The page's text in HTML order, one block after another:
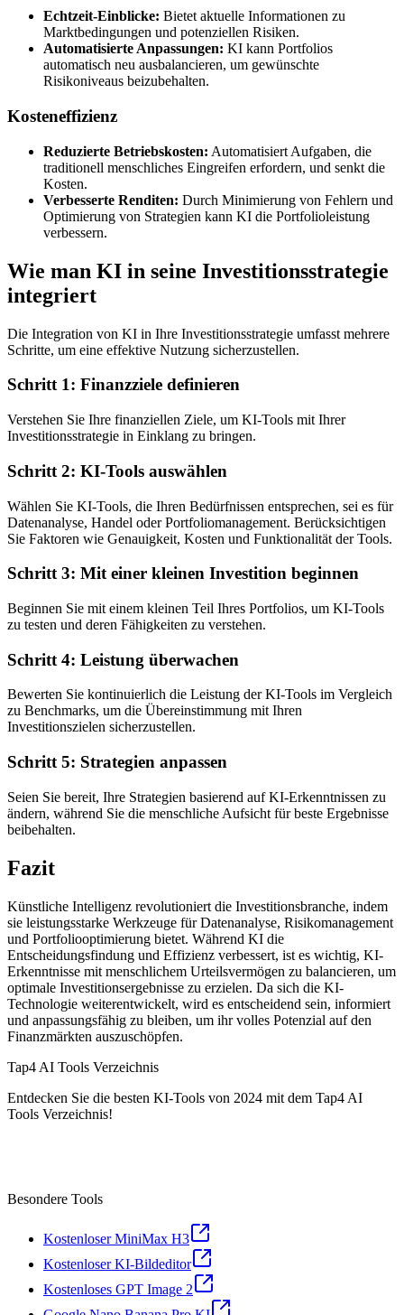
Echtzeit-Einblicke: Bietet aktuelle Informationen zu
Marktbedingungen und potenziellen Risiken.
Automatisierte Anpassungen: KI kann Portfolios
automatisch neu ausbalancieren, um gewünschte
Risikoniveaus beizubehalten.
Kosteneffizienz
Reduzierte Betriebskosten: Automatisiert Aufgaben, die
traditionell menschliches Eingreifen erfordern, und senkt die
Kosten.
Verbesserte Renditen: Durch Minimierung von Fehlern und
Optimierung von Strategien kann KI die Portfolioleistung
verbessern.
Wie man KI in seine Investitionsstrategie
integriert
Die Integration von KI in Ihre Investitionsstrategie umfasst mehrere
Schritte, um eine effektive Nutzung sicherzustellen.
Schritt 1: Finanzziele definieren
Verstehen Sie Ihre finanziellen Ziele, um KI-Tools mit Ihrer
Investitionsstrategie in Einklang zu bringen.
Schritt 2: KI-Tools auswählen
Wählen Sie KI-Tools, die Ihren Bedürfnissen entsprechen, sei es für
Datenanalyse, Handel oder Portfoliomanagement. Berücksichtigen
Sie Faktoren wie Genauigkeit, Kosten und Funktionalität der Tools.
Schritt 3: Mit einer kleinen Investition beginnen
Beginnen Sie mit einem kleinen Teil Ihres Portfolios, um KI-Tools
zu testen und deren Fähigkeiten zu verstehen.
Schritt 4: Leistung überwachen
Bewerten Sie kontinuierlich die Leistung der KI-Tools im Vergleich
zu Benchmarks, um die Übereinstimmung mit Ihren
Investitionszielen sicherzustellen.
Schritt 5: Strategien anpassen
Seien Sie bereit, Ihre Strategien basierend auf KI-Erkenntnissen zu
ändern, während Sie die menschliche Aufsicht für beste Ergebnisse
beibehalten.
Fazit
Künstliche Intelligenz revolutioniert die Investitionsbranche, indem
sie leistungsstarke Werkzeuge für Datenanalyse, Risikomanagement
und Portfoliooptimierung bietet. Während KI die
Entscheidungsfindung und Effizienz verbessert, ist es wichtig, KI-
Erkenntnisse mit menschlichem Urteilsvermögen zu balancieren, um
optimale Investitionsergebnisse zu erzielen. Da sich die KI-
Technologie weiterentwickelt, wird es entscheidend sein, informiert
und anpassungsfähig zu bleiben, um ihr volles Potenzial auf den
Finanzmärkten auszuschöpfen.
Tap4 AI Tools Verzeichnis
Entdecken Sie die besten KI-Tools von 2024 mit dem Tap4 AI
Tools Verzeichnis!
Besondere Tools
Kostenloser MiniMax H3
Kostenloser KI-Bildeditor
Kostenloses GPT Image 2